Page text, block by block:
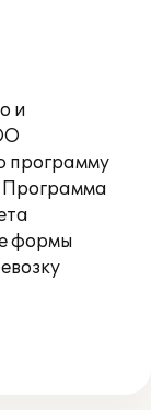
и
программу
Программа
формы